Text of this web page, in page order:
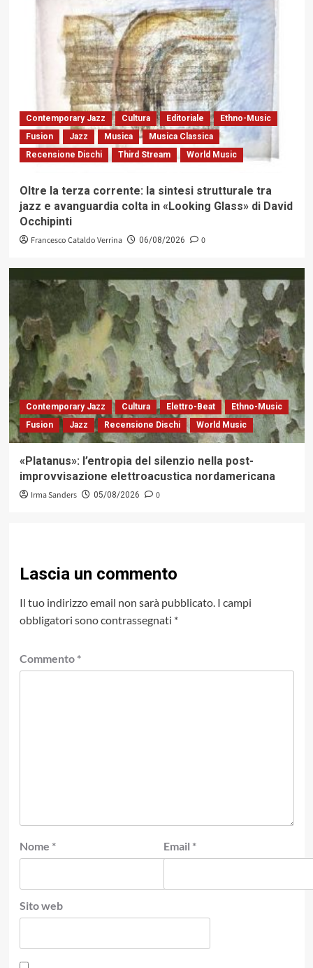
Contemporary Jazz Cultura Editoriale
Ethno-Music
Fusion
Jazz Musica
Musica Classica
Recensione Dischi
Third Stream World Music
Oltre la terza corrente: la sintesi strutturale tra
jazz e avanguardia colta in «Looking Glass» di David
Occhipinti
Francesco Cataldo Verrina 06/08/2026 0
Contemporary Jazz Cultura Elettro-Beat
Ethno-Music
Fusion
Jazz Recensione Dischi World Music
«Platanus»: l’entropia del silenzio nella post-
improvvisazione elettroacustica nordamericana
Irma Sanders 05/08/2026 0
Lascia un commento
Il tuo indirizzo email non sarà pubblicato. I campi
obbligatori sono contrassegnati *
Commento *
Nome * Email *
Sito web